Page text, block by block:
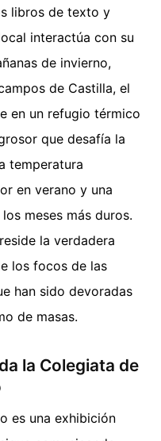
libros de texto y
interactúa con su
de invierno,
de Castilla, el
en un refugio térmico
que desafía la
temperatura
en verano y una
meses más duros.
la verdadera
los focos de las
han sido devoradas
de masas.
la Colegiata de
es una exhibición